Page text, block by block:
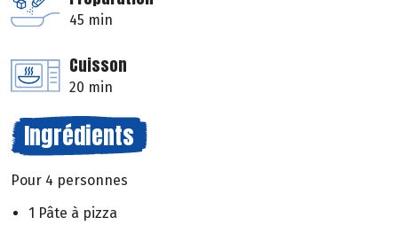
45 min
Cuisson
20 min
Ingrédients
Pour 4 personnes
1 Pâte à pizza